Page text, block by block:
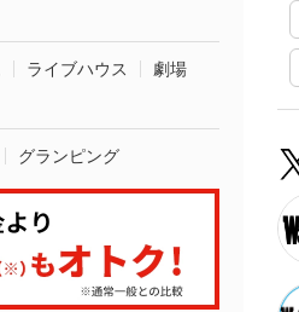
ライブハウス
劇場
グランピング